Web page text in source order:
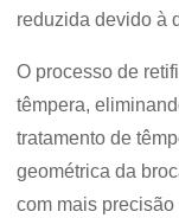
reduzida devido à
O processo de
têmpera,
tratamento de
geométrica da
com mais